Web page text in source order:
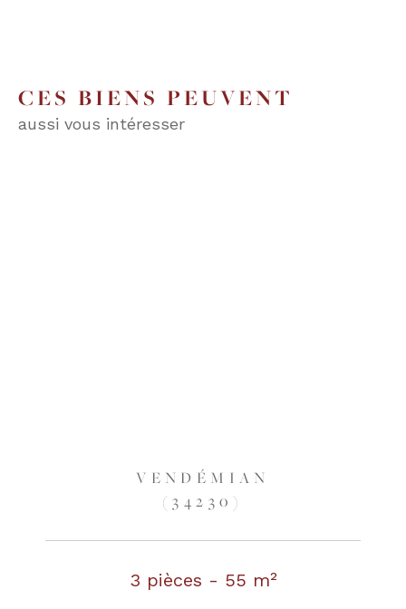
CES BIENS PEUVENT
aussi vous intéresser
VENDÉMIAN
(34230)
3 pièces - 55 m²